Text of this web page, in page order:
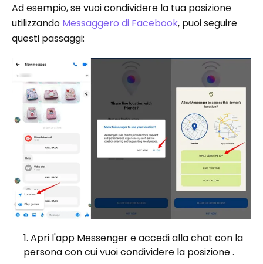
Ad esempio, se vuoi condividere la tua posizione
utilizzando Messaggero di Facebook, puoi seguire
questi passaggi:
Apri l'app Messenger e accedi alla chat con la
persona con cui vuoi condividere la posizione .